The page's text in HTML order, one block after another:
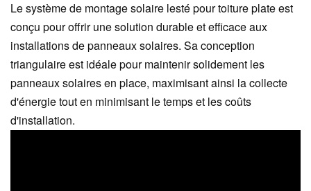
Le système de montage solaire lesté pour toiture plate est
conçu pour offrir une solution durable et efficace aux
installations de panneaux solaires. Sa conception
triangulaire est idéale pour maintenir solidement les
panneaux solaires en place, maximisant ainsi la collecte
d'énergie tout en minimisant le temps et les coûts
d'installation.